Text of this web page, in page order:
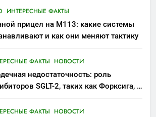
ИНТЕРЕСНЫЕ ФАКТЫ
прицел на M113: какие системы
и как они меняют тактику
ФАКТЫ НОВОСТИ
недостаточность: роль
SGLT-2, таких как Форксига, в
ФАКТЫ НОВОСТИ